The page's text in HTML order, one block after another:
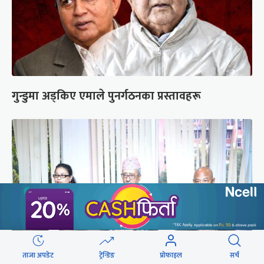
गुन्डुमा अड्किए एमाले पुनर्गठनका प्रस्तावहरू
ताजा अपडेट ट्रेन्डिङ प्रोफाइल सर्च